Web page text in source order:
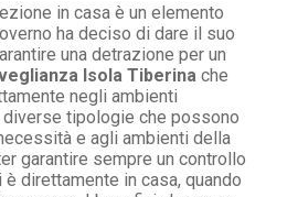
in casa è un elemento
ha deciso di dare il suo
una detrazione per un
Isola Tiberina che
negli ambienti
tipologie che possono
e agli ambienti della
garantire sempre un controllo
è direttamente in casa, quando